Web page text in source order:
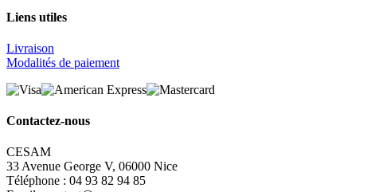
Liens utiles
Livraison
Modalités de paiement
Contactez-nous
CESAM
33 Avenue George V, 06000 Nice
Téléphone : 04 93 82 94 85